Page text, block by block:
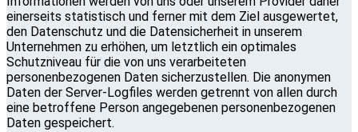
einerseits statistisch und ferner mit dem Ziel ausgewertet,
den Datenschutz und die Datensicherheit in unserem
Unternehmen zu erhöhen, um letztlich ein optimales
Schutzniveau für die von uns verarbeiteten
personenbezogenen Daten sicherzustellen. Die anonymen
Daten der Server-Logfiles werden getrennt von allen durch
eine betroffene Person angegebenen personenbezogenen
Daten gespeichert.